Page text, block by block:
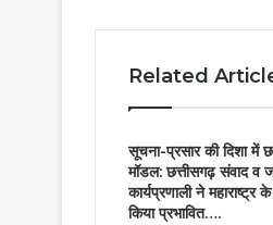
Related
सूचना-प्रसार की दिशा में
मॉडल: छत्तीसगढ़ संवाद व
कार्यप्रणाली ने महाराष्ट्र
किया प्रभावित….